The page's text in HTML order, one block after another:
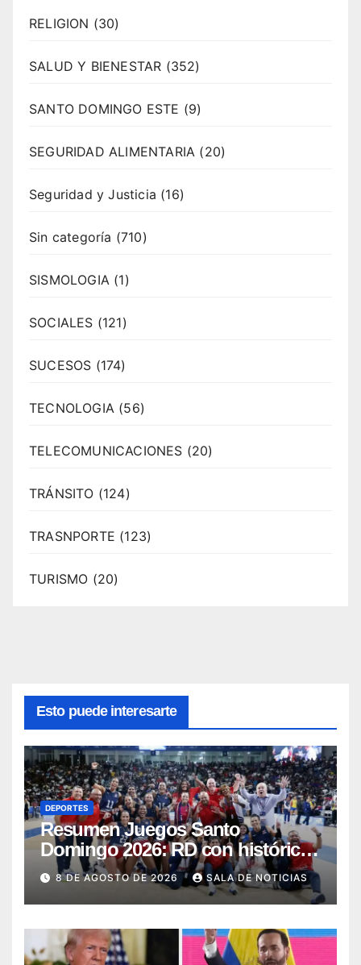
RELIGION (30)
SALUD Y BIENESTAR (352)
SANTO DOMINGO ESTE (9)
SEGURIDAD ALIMENTARIA (20)
Seguridad y Justicia (16)
Sin categoría (710)
SISMOLOGIA (1)
SOCIALES (121)
SUCESOS (174)
TECNOLOGIA (56)
TELECOMUNICACIONES (20)
TRÁNSITO (124)
TRASNPORTE (123)
TURISMO (20)
Esto puede interesarte
DEPORTES
Resumen Juegos Santo
Domingo 2026: RD con histórica
jornada obtiene 145 medallas y el
cuarto lugar
8 DE AGOSTO DE 2026 SALA DE NOTICIAS